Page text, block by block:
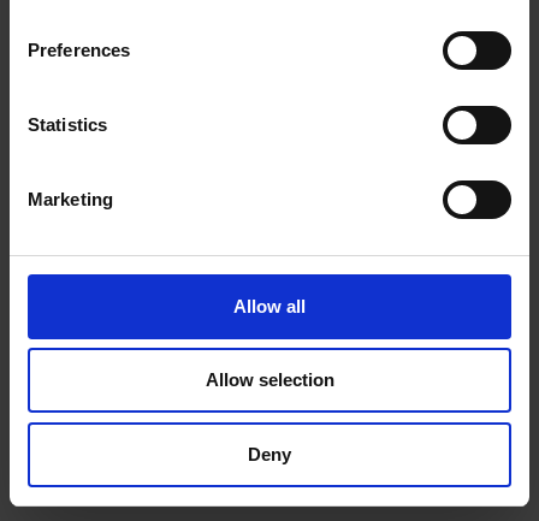
Preferences
Statistics
Marketing
Allow all
Allow selection
Deny
Nous suivre
10:00 am - 6:00 pm
10:00 am - 6:00 pm
Vendredi
10:00 am - 6:00 pm
10:00 am - 3:00 pm